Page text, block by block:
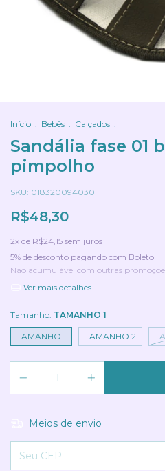
Início . Bebês . Calçados .
Sandália fase 01
pimpolho
SKU: 018320094030
R$48,30
2x de R$24,15 sem juros
5% de desconto pagando com Boleto
Não acumulável com outras
Ver mais detalhes
Tamanho: TAMANHO 1
TAMANHO 1 TAMANHO 2
Meios de envio
Entregas para o CEP: